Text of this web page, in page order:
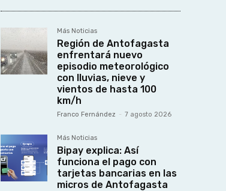
Más Noticias
Región de Antofagasta
enfrentará nuevo
episodio meteorológico
con lluvias, nieve y
vientos de hasta 100
km/h
Franco Fernández - 7 agosto 2026
Más Noticias
Bipay explica: Así
funciona el pago con
tarjetas bancarias en las
micros de Antofagasta